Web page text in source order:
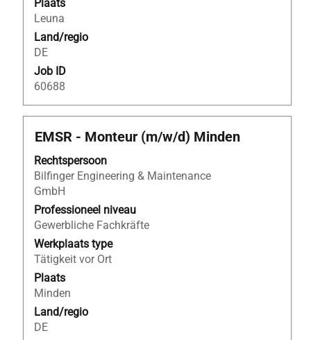
Plaats
Leuna
Land/regio
DE
Job ID
60688
weer
te
geven.
Titel
EMSR - Monteur (m/w/d) Minden
Rechtspersoon
Bilfinger Engineering & Maintenance
GmbH
Professioneel niveau
Gewerbliche Fachkräfte
Werkplaats type
Tätigkeit vor Ort
Plaats
Minden
Land/regio
DE
Selecteer
spatiebalk
om
de
volledige
inhoud
van
de
functiegegevens
weer
te
geven.